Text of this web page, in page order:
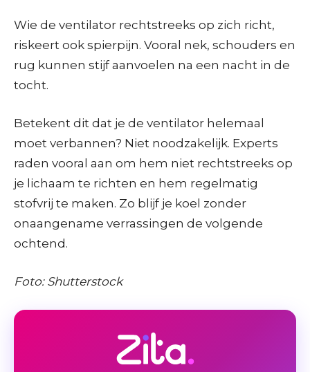
Wie de ventilator rechtstreeks op zich richt,
riskeert ook spierpijn. Vooral nek, schouders en
rug kunnen stijf aanvoelen na een nacht in de
tocht.
Betekent dit dat je de ventilator helemaal
moet verbannen? Niet noodzakelijk. Experts
raden vooral aan om hem niet rechtstreeks op
je lichaam te richten en hem regelmatig
stofvrij te maken. Zo blijf je koel zonder
onaangename verrassingen de volgende
ochtend.
Foto: Shutterstock